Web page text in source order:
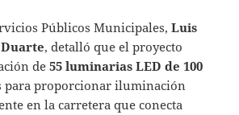
Públicos Municipales,Luis
, detalló que el proyecto
de55 luminarias LED de 100
para proporcionar iluminación
en la carretera que conecta